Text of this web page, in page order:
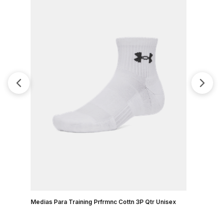
Medias Para Training Prfrmnc Cottn 3P Qtr Unisex